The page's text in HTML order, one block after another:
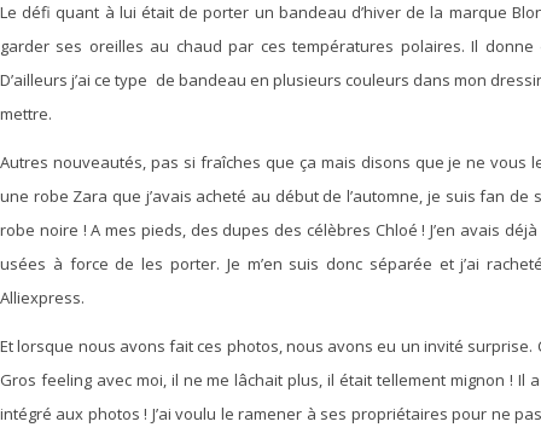
Le défi quant à lui était de porter un bandeau d’hiver de la marque
garder ses oreilles au chaud par ces températures polaires. Il
D’ailleurs j’ai ce type de bandeau en plusieurs couleurs dans mon
mettre.
Autres nouveautés, pas si fraîches que ça mais disons que je ne vous
une robe Zara que j’avais acheté au début de l’automne, je suis fan de
robe noire ! A mes pieds, des dupes des célèbres Chloé ! J’en avais
usées à force de les porter. Je m’en suis donc séparée et j’ai
Alliexpress.
Et lorsque nous avons fait ces photos, nous avons eu un invité surprise.
Gros feeling avec moi, il ne me lâchait plus, il était tellement mignon ! Il
intégré aux photos ! J’ai voulu le ramener à ses propriétaires pour ne